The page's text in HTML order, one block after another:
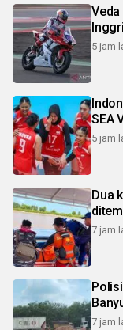
5 jam
SEA
5 jam
Dua
7 jam
7 jam